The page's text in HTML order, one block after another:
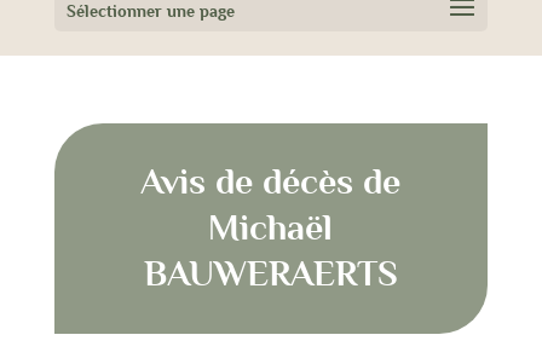
Sélectionner une page
Avis de décès de
Michaël
BAUWERAERTS